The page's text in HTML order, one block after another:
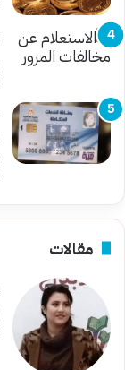
مقالات